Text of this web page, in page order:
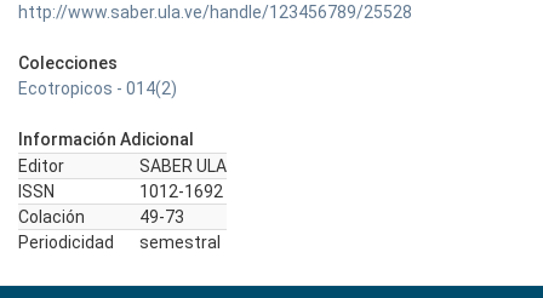
http://www.saber.ula.ve/handle/123456789/25528
Colecciones
Ecotropicos - 014(2)
Información Adicional
Editor
SABER ULA
ISSN
1012-1692
Colación
49-73
Periodicidad
semestral